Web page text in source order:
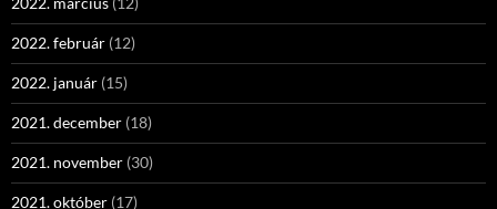
2022. február (12)
2022. január (15)
2021. december (18)
2021. november (30)
2021. október (17)